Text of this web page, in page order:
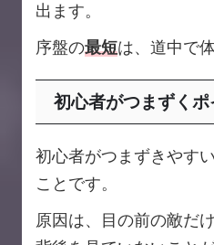
出ます。
序盤の最短は、道中で
初心者がつまずく
初心者がつまずきやす
ことです。
原因は、目の前の敵だ